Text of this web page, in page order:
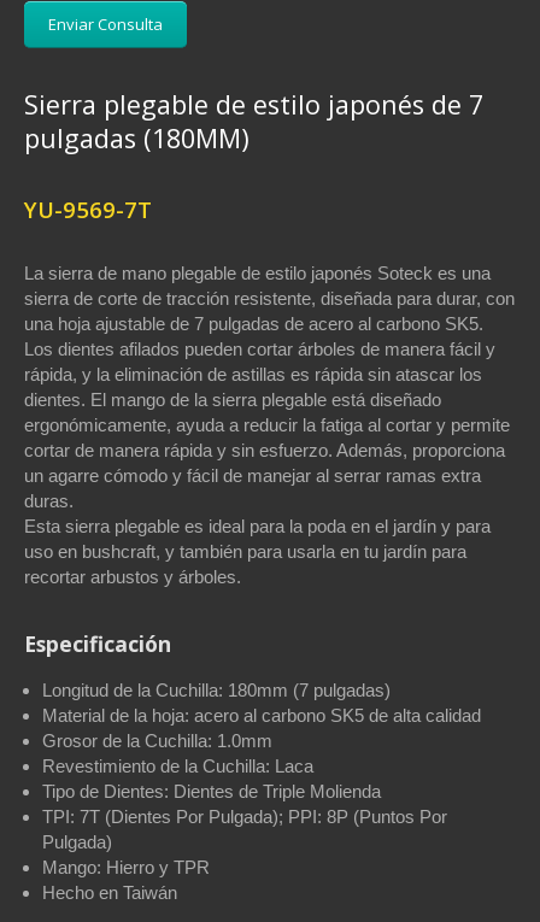
Enviar Consulta
Sierra plegable de estilo japonés de 7
pulgadas (180MM)
YU-9569-7T
La sierra de mano plegable de estilo japonés Soteck es una
sierra de corte de tracción resistente, diseñada para durar, con
una hoja ajustable de 7 pulgadas de acero al carbono SK5.
Los dientes afilados pueden cortar árboles de manera fácil y
rápida, y la eliminación de astillas es rápida sin atascar los
dientes. El mango de la sierra plegable está diseñado
ergonómicamente, ayuda a reducir la fatiga al cortar y permite
cortar de manera rápida y sin esfuerzo. Además, proporciona
un agarre cómodo y fácil de manejar al serrar ramas extra
duras.
Esta sierra plegable es ideal para la poda en el jardín y para
uso en bushcraft, y también para usarla en tu jardín para
recortar arbustos y árboles.
Especificación
Longitud de la Cuchilla: 180mm (7 pulgadas)
Material de la hoja: acero al carbono SK5 de alta calidad
Grosor de la Cuchilla: 1.0mm
Revestimiento de la Cuchilla: Laca
Tipo de Dientes: Dientes de Triple Molienda
TPI: 7T (Dientes Por Pulgada); PPI: 8P (Puntos Por
Pulgada)
Mango: Hierro y TPR
Hecho en Taiwán